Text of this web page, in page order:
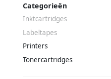
Categorieën
Inktcartridges
Labeltapes
Printers
Tonercartridges